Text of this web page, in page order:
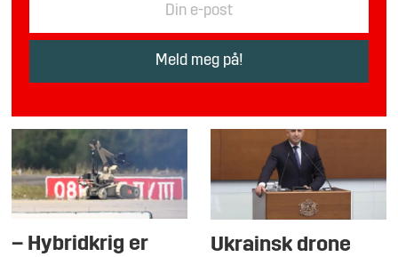
– Hybridkrig er
Ukrainsk drone